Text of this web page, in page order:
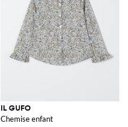
IL GUFO
Chemise enfant